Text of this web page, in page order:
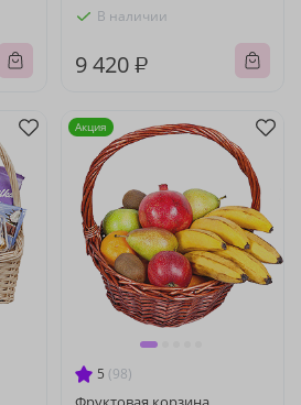
В наличии
9 420 ₽
5 (98)
Акция